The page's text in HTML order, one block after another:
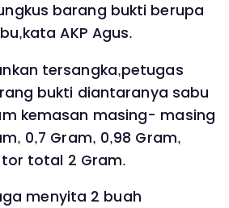
barang bukti berupa
AKP Agus.
tersangka,petugas
bukti diantaranya sabu
kemasan masing- masing
0,7 Gram, 0,98 Gram,
total 2 Gram.
menyita 2 buah